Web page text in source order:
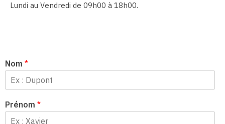
Lundi au Vendredi de 09h00 à 18h00.
Nom *
Prénom *